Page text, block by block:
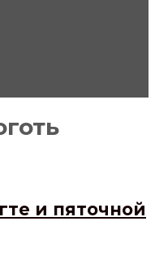
и пяточной